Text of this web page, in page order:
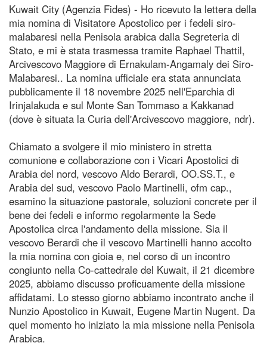
Kuwait City (Agenzia Fides) - Ho ricevuto la lettera della
mia nomina di Visitatore Apostolico per i fedeli siro-
malabaresi nella Penisola arabica dalla Segreteria di
Stato, e mi è stata trasmessa tramite Raphael Thattil,
Arcivescovo Maggiore di Ernakulam-Angamaly dei Siro-
Malabaresi.. La nomina ufficiale era stata annunciata
pubblicamente il 18 novembre 2025 nell'Eparchia di
Irinjalakuda e sul Monte San Tommaso a Kakkanad
(dove è situata la Curia dell'Arcivescovo maggiore, ndr).
Chiamato a svolgere il mio ministero in stretta
comunione e collaborazione con i Vicari Apostolici di
Arabia del nord, vescovo Aldo Berardi, OO.SS.T., e
Arabia del sud, vescovo Paolo Martinelli, ofm cap.,
esamino la situazione pastorale, soluzioni concrete per il
bene dei fedeli e informo regolarmente la Sede
Apostolica circa l'andamento della missione. Sia il
vescovo Berardi che il vescovo Martinelli hanno accolto
la mia nomina con gioia e, nel corso di un incontro
congiunto nella Co-cattedrale del Kuwait, il 21 dicembre
2025, abbiamo discusso proficuamente della missione
affidatami. Lo stesso giorno abbiamo incontrato anche il
Nunzio Apostolico in Kuwait, Eugene Martin Nugent. Da
quel momento ho iniziato la mia missione nella Penisola
Arabica.